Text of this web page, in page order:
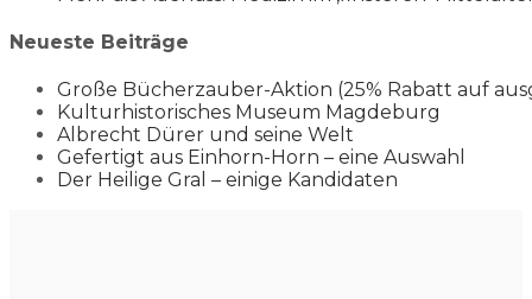
Neueste Beiträge
Große Bücherzauber-Aktion (25% Rabatt auf
Kulturhistorisches Museum Magdeburg
Albrecht Dürer und seine Welt
Gefertigt aus Einhorn-Horn – eine Auswahl
Der Heilige Gral – einige Kandidaten